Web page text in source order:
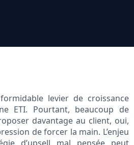
levier de croissance
ETI. Pourtant, beaucoup de
davantage au client, oui,
de forcer la main. L’enjeu